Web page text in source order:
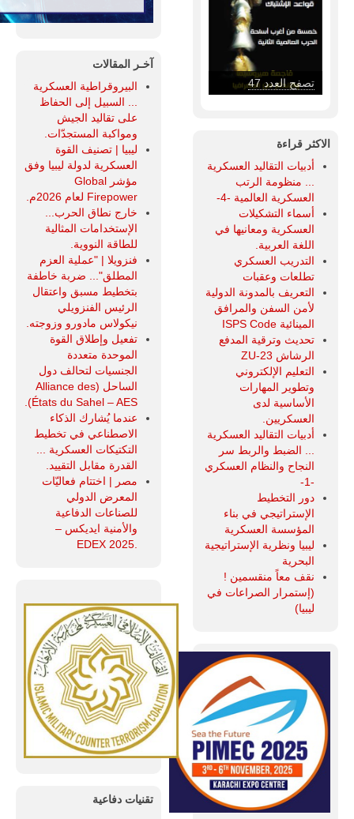
تصفح العدد 46
الاكثر قراءة
أدبيات التقاليد العسكرية
... منظومة الرتب
العسكرية العالمية -4-
أسماء التشكيلات
العسكرية ومعانيها في
اللغة العربية.
التدريب العسكري
تطلعات وعقبات
التعريف بالمدونة الدولية
لأمن السفن والمرافق
المينائية ISPS Code
تحديث وترقية المدفع
الرشاش ZU-23
التعليم الإلكتروني
وتطوير المهارات
الأساسية لدى
العسكريين.
أدبيات التقاليد العسكرية
... الضبط والربط سر
النجاح والنظام العسكري
-1-
دور التخطيط
الإستراتيجي في بناء
المؤسسة العسكرية
ليبيا ونظرية الإستراتيجية
البحرية
نقف معاً منقسمين !
(إستمرار الصراعات في
ليبيا)
آخـر المقالات
البيروقراطية العسكرية
... السبيل إلى الحفاظ
على تقاليد الجيش
ومواكبة المستجدّات.
ليبيا | تصنيف القوة
العسكرية لدولة ليبيا وفق
مؤشر Global
Firepower لعام 2026م.
خارج نطاق الحرب...
الإستخدامات المثالية
للطاقة النووية.
فنزويلا | "عملية العزم
المطلق"... ضربة خاطفة
بتخطيط مسبق واعتقال
الرئيس الفنزويلي
نيكولاس مادورو وزوجته.
تفعيل وإطلاق القوة
الموحدة متعددة
الجنسيات لتحالف دول
الساحل (Alliance des
États du Sahel – AES).
عندما يُشارك الذكاء
الاصطناعي في تخطيط
التكتيكات العسكرية ...
القدرة مقابل التقييد.
مصر | اختتام فعاليّات
المعرض الدولي
للصناعات الدفاعية
والأمنية ايديكس ‒
تقنيات دفاعية